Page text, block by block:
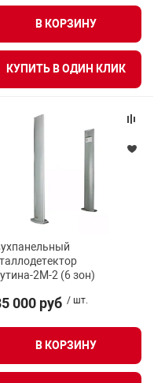
В КОРЗИНУ
КУПИТЬ В ОДИН КЛИК
2М-2 (6 зон)
000 руб / шт.
В КОРЗИНУ